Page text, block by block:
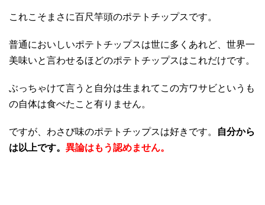
これこそまさに百尺竿頭のポテトチップスです。
普通においしいポテトチップスは世に多くあれど、世界一
美味いと言わせるほどのポテトチップスはこれだけです。
ぶっちゃけて言うと自分は生まれてこの方ワサビというも
の自体は食べたこと有りません。
ですが、わさび味のポテトチップスは好きです。
自分から
は以上です。 異論はもう認めません。